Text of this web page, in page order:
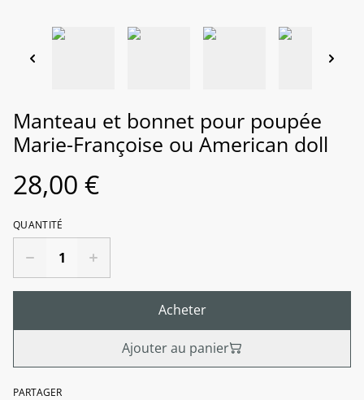
Manteau et bonnet pour poupée
Marie-Françoise ou American doll
28,00 €
QUANTITÉ
Acheter
Ajouter au panier
PARTAGER